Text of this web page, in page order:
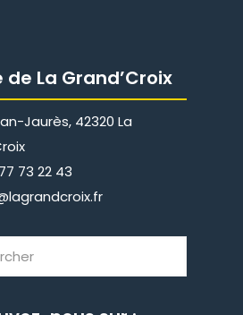
de La Grand’Croix
Jaurès, 42320 La
73 22 43